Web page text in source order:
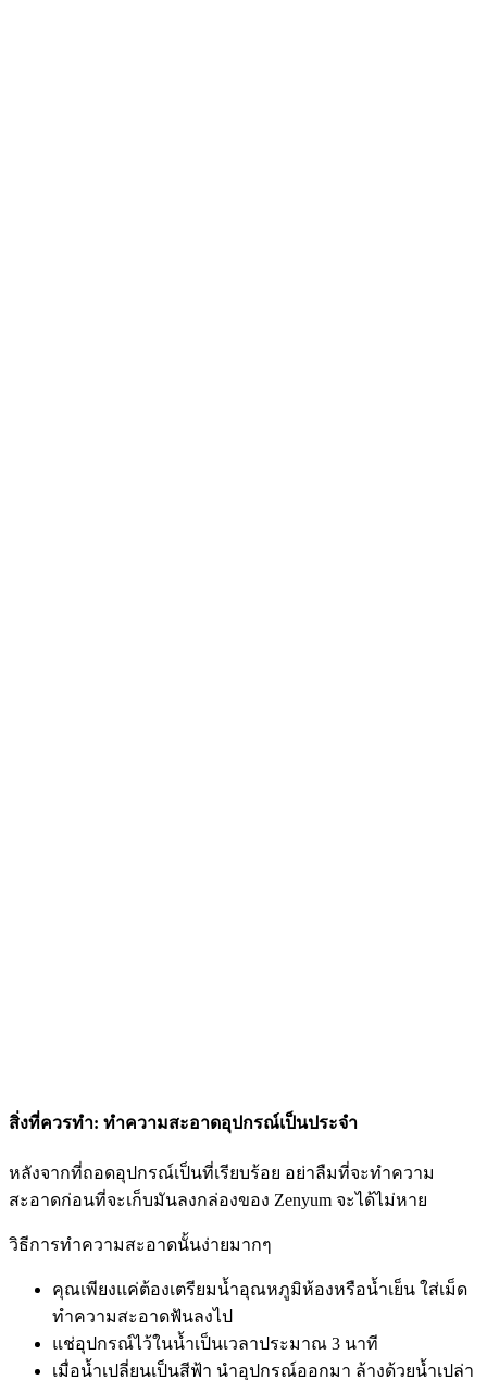
สิ่งที่ควรทำ: ทำความสะอาดอุปกรณ์เป็นประจำ
หลังจากที่ถอดอุปกรณ์เป็นที่เรียบร้อย อย่าลืมที่จะทำความ
สะอาดก่อนที่จะเก็บมันลงกล่องของ Zenyum จะได้ไม่หาย
วิธีการทำความสะอาดนั้นง่ายมากๆ
คุณเพียงแค่ต้องเตรียมน้ำอุณหภูมิห้องหรือน้ำเย็น ใส่เม็ด
ทำความสะอาดฟันลงไป
แช่อุปกรณ์ไว้ในน้ำเป็นเวลาประมาณ 3 นาที
เมื่อน้ำเปลี่ยนเป็นสีฟ้า นำอุปกรณ์ออกมา ล้างด้วยน้ำเปล่า